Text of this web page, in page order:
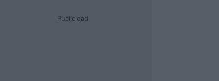
Publicidad